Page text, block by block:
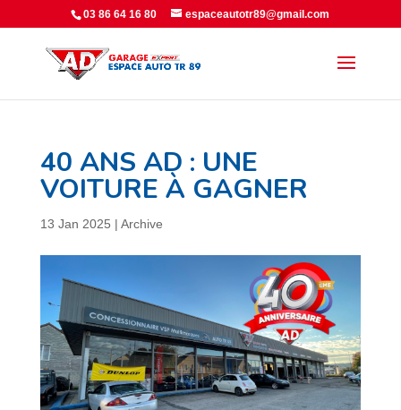
Panneau de gestion des cookies
03 86 64 16 80 espaceautotr89@gmail.com
40 ANS AD : UNE
VOITURE À GAGNER
13 Jan 2025 | Archive